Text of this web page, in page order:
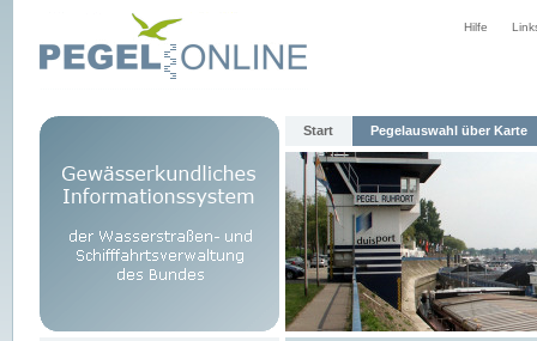
Hilfe
Start Pegelauswahl über Karte